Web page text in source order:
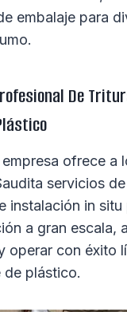
embalaje para
De
ofrece a
servicios
instalación in situ
a gran escala,
operar con éxito
de plástico.